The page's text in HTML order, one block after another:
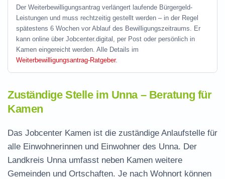
Der Weiterbewilligungsantrag verlängert laufende Bürgergeld-
Leistungen und muss rechtzeitig gestellt werden – in der Regel
spätestens 6 Wochen vor Ablauf des Bewilligungszeitraums. Er
kann online über Jobcenter.digital, per Post oder persönlich in
Kamen eingereicht werden. Alle Details im
Weiterbewilligungsantrag-Ratgeber.
Zuständige Stelle im Unna – Beratung für
Kamen
Das Jobcenter Kamen ist die zuständige Anlaufstelle für
alle Einwohnerinnen und Einwohner des Unna. Der
Landkreis Unna umfasst neben Kamen weitere
Gemeinden und Ortschaften. Je nach Wohnort können